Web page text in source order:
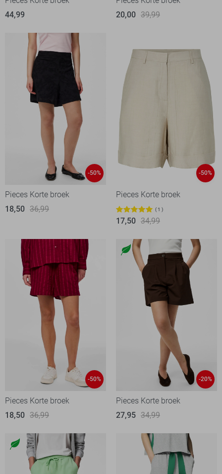
44,99
20,00 39,99
-50%
Pieces Korte broek
18,50 36,99
-50%
Pieces Korte broek
1
17,50 34,99
-50%
Pieces Korte broek
18,50 36,99
-20%
Pieces Korte broek
27,95 34,99